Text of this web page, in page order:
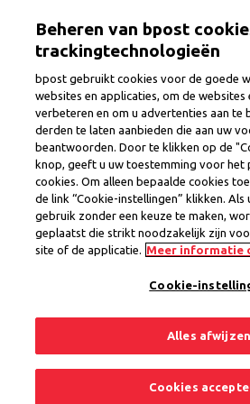
contenu
0 Jobs
Retour vers la page d'accueil
Privacy
Conditions générales
Beheren van bpost
trackingtechnologieën
bpost gebruikt cookies voor de goede
websites en applicaties, om de websites
verbeteren en om u advertenties aan te
derden te laten aanbieden die aan uw
beantwoorden. Door te klikken op de
knop, geeft u uw toestemming voor het
cookies. Om alleen bepaalde cookies
de link “Cookie-instellingen” klikken.
gebruik zonder een keuze te maken,
geplaatst die strikt noodzakelijk zijn
site of de applicatie. Meer informatie
Cookie-
Alles afwijzen
Cookies